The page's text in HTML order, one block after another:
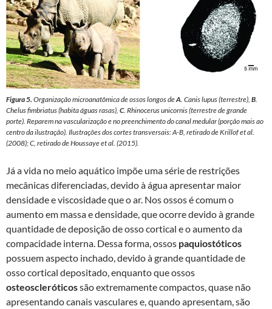
Figura 5. Organização microanatômica de ossos longos deA Canis lupus(terrestre), B
Chelus fimbriatus(habita águas rasas), C. Rhinocerus unicornis(terrestre de grande
porte). Reparem na vascularização e no preenchimento do canal medular (porção mais ao
centro da ilustração). Ilustrações dos cortes transversais: A-B, retirado de Krillof et al.
(2008); C, retirado de Houssaye et al. (2015).
Já a vida no meio aquático impõe uma série de restrições
mecânicas diferenciadas, devido à água apresentar maior
densidade e viscosidade que o ar. Nos ossos é comum o
aumento em massa e densidade, que ocorre devido à grande
quantidade de deposição de osso cortical e o aumento da
compacidade interna. Dessa forma, ossos paquiostóticos
possuem aspecto inchado, devido à grande quantidade de
osso cortical depositado, enquanto que ossos
osteoscleróticossão extremamente compactos, quase não
apresentando canais vasculares e, quando apresentam, são